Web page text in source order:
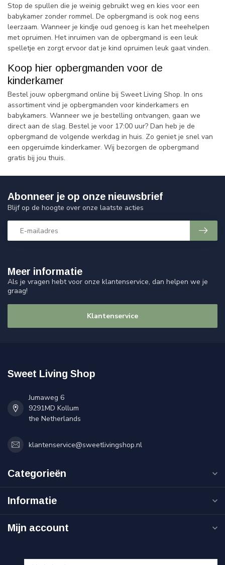
Stop de spullen die je weinig gebruikt weg en kies voor een
babykamer zonder rommel. De opbergmand is ook nog eens
leerzaam. Wanneer je kindje oud genoeg is kan het meehelpen
met opruimen. Het inruimen van de opbergmand is een leuk
spelletje en zorgt ervoor dat je kind opruimen leuk gaat vinden.
Koop hier opbergmanden voor de
kinderkamer
Bestel jouw opbergmand online bij Sweet Living Shop. In ons
assortiment vind je opbergmanden voor kinderkamers en
babykamers. Wanneer we je bestelling ontvangen, gaan we
direct aan de slag. Bestel je voor 17:00 uur? Dan heb je de
opbergmand de volgende werkdag in huis. Zo geniet je snel van
een opgeruimde kinderkamer. Wij bezorgen de opbergmand
gratis bij jou thuis.
Meer informatie
Als je vragen hebt voor onze klantenservice, dan helpen we je
graag!
Klantenservice
Abonneer je op onze nieuwsbrief
Blijf op de hoogte over onze laatste acties
Sweet Living Shop
Jumaweg 6
9291MD Kollum
the Netherlands
klantenservice@sweetlivingshop.nl
Categorieën
Informatie
Mijn account